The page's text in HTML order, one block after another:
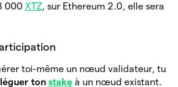
000 XTZ, sur Ethereum 2.0, elle sera
toi-même un nœud validateur, tu
ton stake à un nœud existant.